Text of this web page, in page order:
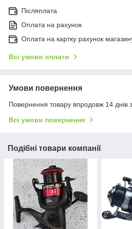
Післяплата
Оплата на рахунок
Оплата на картку рахунок
Всі умови оплати
Умови повернення
Повернення товару впродовж 14 днів
Всі умови повернення
Подібні товари компанії